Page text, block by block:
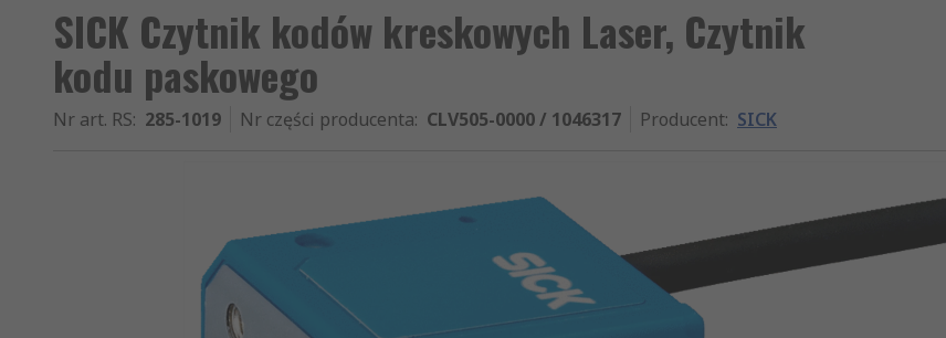
SICK Czytnik kodów kreskowych Laser, Czytnik
kodu paskowego
Nr art. RS: 285-1019 Nr części producenta: CLV505-0000 / 1046317 Producent: SICK